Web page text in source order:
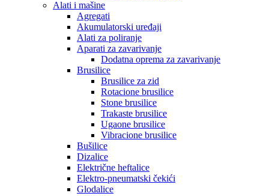
Alati i mašine
Agregati
Akumulatorski uređaji
Alati za poliranje
Aparati za zavarivanje
Dodatna oprema za zavarivanje
Brusilice
Brusilice za zid
Rotacione brusilice
Stone brusilice
Trakaste brusilice
Ugaone brusilice
Vibracione brusilice
Bušilice
Dizalice
Električne heftalice
Elektro-pneumatski čekići
Glodalice